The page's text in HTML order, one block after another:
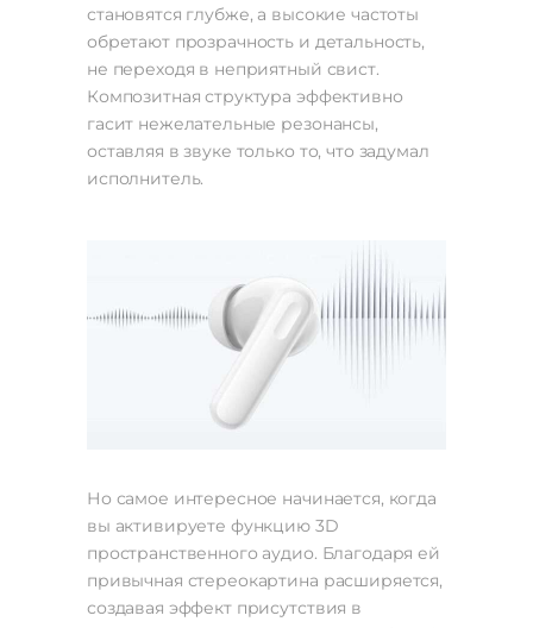
становятся глубже, а высокие частоты
обретают прозрачность и детальность,
не переходя в неприятный свист.
Композитная структура эффективно
гасит нежелательные резонансы,
оставляя в звуке только то, что задумал
исполнитель.
Но самое интересное начинается, когда
вы активируете функцию 3D
пространственного аудио. Благодаря ей
привычная стереокартина расширяется,
создавая эффект присутствия в